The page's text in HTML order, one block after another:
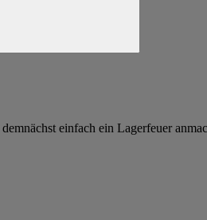
einfach ein Lagerfeuer